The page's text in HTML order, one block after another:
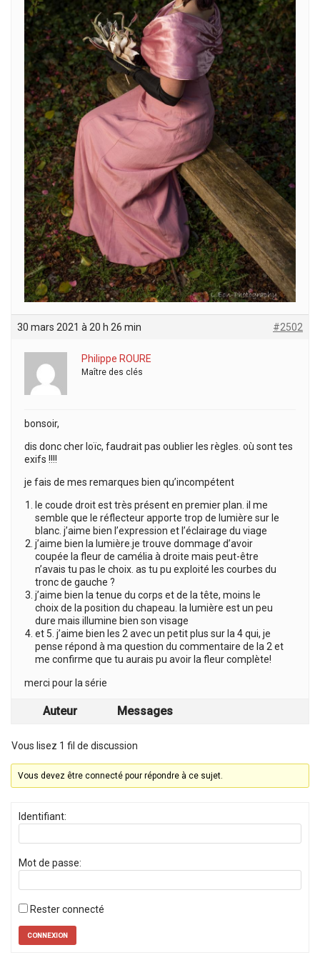
30 mars 2021 à 20 h 26 min #2502
Philippe ROURE
Maître des clés
bonsoir,
dis donc cher loïc, faudrait pas oublier les règles. où sont tes
exifs !!!!
je fais de mes remarques bien qu’incompétent
le coude droit est très présent en premier plan. il me
semble que le réflecteur apporte trop de lumière sur le
blanc. j’aime bien l’expression et l’éclairage du viage
j’aime bien la lumière.je trouve dommage d’avoir
coupée la fleur de camélia à droite mais peut-être
n’avais tu pas le choix. as tu pu exploité les courbes du
tronc de gauche ?
j’aime bien la tenue du corps et de la tête, moins le
choix de la position du chapeau. la lumière est un peu
dure mais illumine bien son visage
et 5. j’aime bien les 2 avec un petit plus sur la 4 qui, je
pense répond à ma question du commentaire de la 2 et
me confirme que tu aurais pu avoir la fleur complète!
merci pour la série
Auteur Messages
Vous lisez 1 fil de discussion
Vous devez être connecté pour répondre à ce sujet.
Identifiant:
Mot de passe:
Rester connecté
CONNEXION